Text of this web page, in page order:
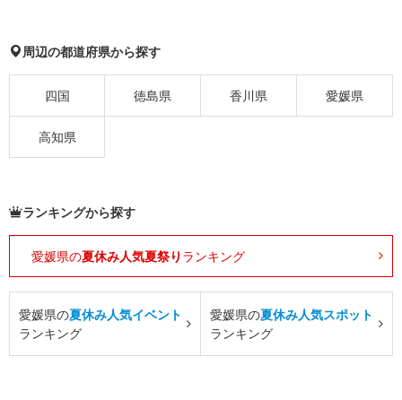
周辺の都道府県から探す
四国 徳島県 香川県 愛媛県
高知県
ランキングから探す
愛媛県の夏休み人気夏祭り ランキング
愛媛県の夏休み人気イベント
ランキング
愛媛県の夏休み人気スポット
ランキング